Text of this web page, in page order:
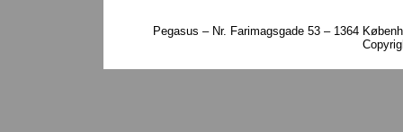
Pegasus – Nr. Farimagsgade 53 – 1364